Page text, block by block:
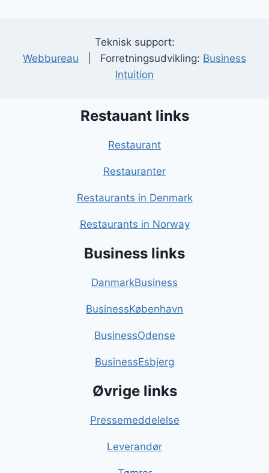
Teknisk support:
Webbureau | Forretningsudvikling: Business
Intuition
Restauant links
Restaurant
Restauranter
Restaurants in Denmark
Restaurants in Norway
Business links
DanmarkBusiness
BusinessKøbenhavn
BusinessOdense
BusinessEsbjerg
Øvrige links
Pressemeddelelse
Leverandør